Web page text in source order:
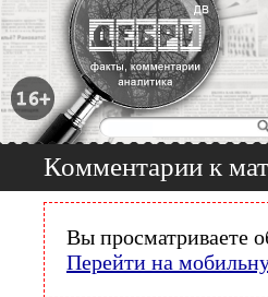
Комментарии к
Вы просматриваете
Перейти на